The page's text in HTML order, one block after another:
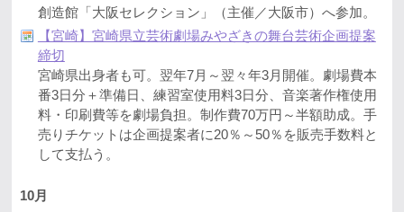
創造館「大阪セレクション」（主催／大阪市）へ参加。
【宮崎】宮崎県立芸術劇場みやざきの舞台芸術企画提案
締切
宮崎県出身者も可。翌年7月～翌々年3月開催。劇場費本
番3日分＋準備日、練習室使用料3日分、音楽著作権使用
料・印刷費等を劇場負担。制作費70万円～半額助成。手
売りチケットは企画提案者に20％～50％を販売手数料と
して支払う。
10月